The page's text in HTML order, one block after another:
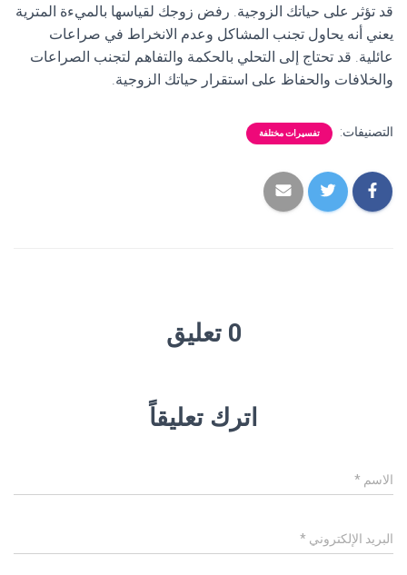
قد تؤثر على حياتك الزوجية. رفض زوجك لقياسها بالميءة المترية
يعني أنه يحاول تجنب المشاكل وعدم الانخراط في صراعات
عائلية. قد تحتاج إلى التحلي بالحكمة والتفاهم لتجنب الصراعات
والخلافات والحفاظ على استقرار حياتك الزوجية.
التصنيفات: تفسيرات مختلفة
0 تعليق
اترك تعليقاً
الاسم *
البريد الإلكتروني *